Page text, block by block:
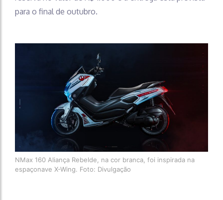
para o final de outubro.
NMax 160 Aliança Rebelde, na cor branca, foi inspirada na
espaçonave X-Wing. Foto: Divulgação